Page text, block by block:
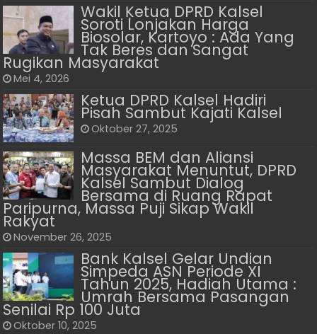
Wakil Ķetua DPRD Kalsel
Soroti Lonjakan Harga
Biosolar, Kartoyo : Ada Yang
Tak Beres dan Sangat
Rugikan Masyarakat
Mei 4, 2026
Ketua DPRD Kalsel Hadiri
Pisah Sambut Kajati Kalsel
Oktober 27, 2025
Massa BEM dan Aliansi
Masyarakat Menuntut, DPRD
Kalsel Sambut Dialog
Bersama di Ruang Rapat
Paripurna, Massa Puji Sikap Wakil
Rakyat
November 26, 2025
Bank Kalsel Gelar Undian
Simpeda ASN Periode XI
Tahun 2025, Hadiah Utama :
Umrah Bersama Pasangan
Senilai Rp 100 Juta
Oktober 10, 2025